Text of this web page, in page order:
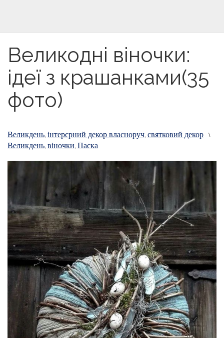
Великодні віночки:
ідеї з крашанками(35
фото)
Великдень,інтерєрний декор власноруч,святковий декор \
Великдень,віночки,Паска